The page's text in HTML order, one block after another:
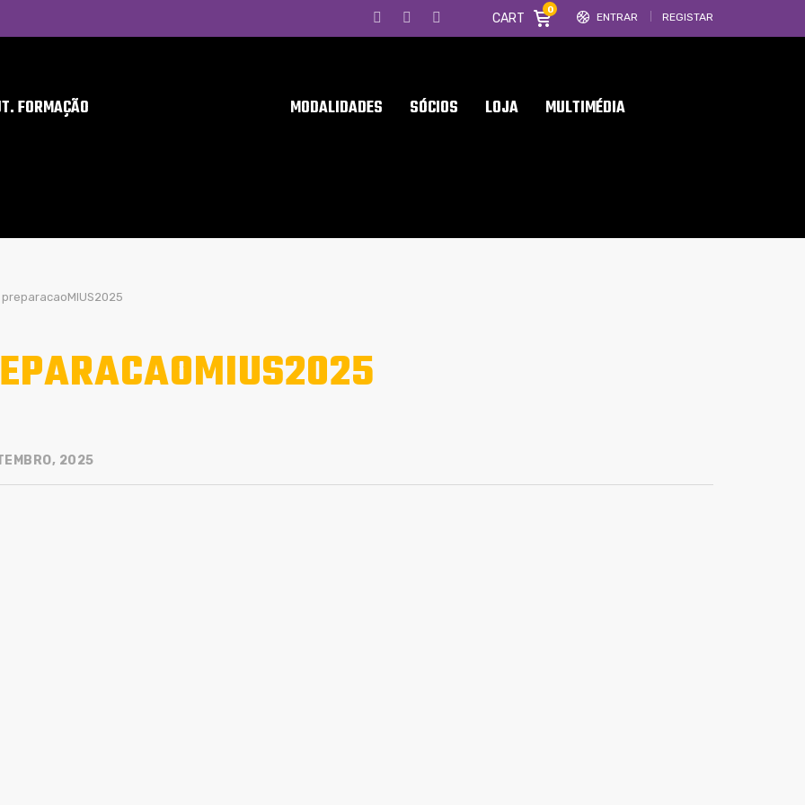
ENTRAR REGISTAR
CART
0
FORMAÇÃO MODALIDADES SÓCIOS LOJA MULTIMÉDIA
preparacaoMIUS2025
2025